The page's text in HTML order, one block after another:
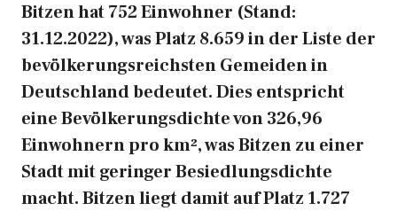
Bitzen hat 752 Einwohner (Stand:
31.12.2022), was Platz 8.659 in der Liste der
bevölkerungsreichsten Gemeiden in
Deutschland bedeutet. Dies entspricht
eine Bevölkerungsdichte von 326,96
Einwohnern pro km², was Bitzen zu einer
Stadt mit geringer Besiedlungsdichte
macht. Bitzen liegt damit auf Platz 1.727